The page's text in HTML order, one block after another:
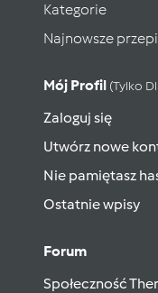
Kategorie
Najnowsze
Mój Profil (tylko
Zaloguj się
Utwórz nowe
Nie pamiętasz
Ostatnie wpisy
Forum
Społeczność